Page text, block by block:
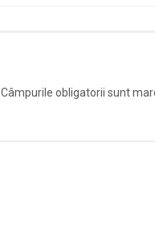
Câmpurile obligatorii sunt